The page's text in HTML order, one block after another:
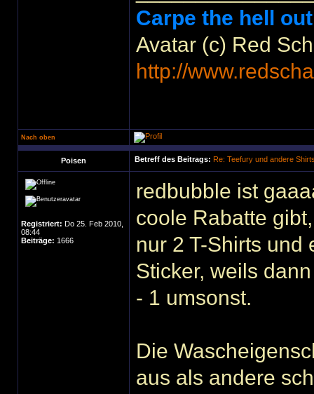
Carpe the hell
Avatar (c) Red
http://
Nach oben
Poisen Betreff des Beitrags: Re: Teefury und andere
Registriert: Do 25. Feb 2010,
08:44
Beiträge: 1666
redbubble ist
coole Rabatte
nur 2 T-Shirts und
Sticker, weils
- 1 umsonst.
Die
aus als andere